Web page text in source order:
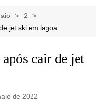
2
jet ski em lagoa
cair de jet
de 2022